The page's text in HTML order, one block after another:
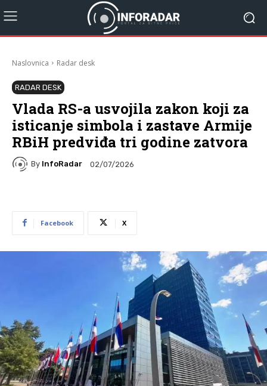
Naslovnica Radar desk
RADAR DESK
Vlada RS-a usvojila zakon koji za
isticanje simbola i zastave Armije
RBiH predviđa tri godine zatvora
By InfoRadar 02/07/2026
Facebook X